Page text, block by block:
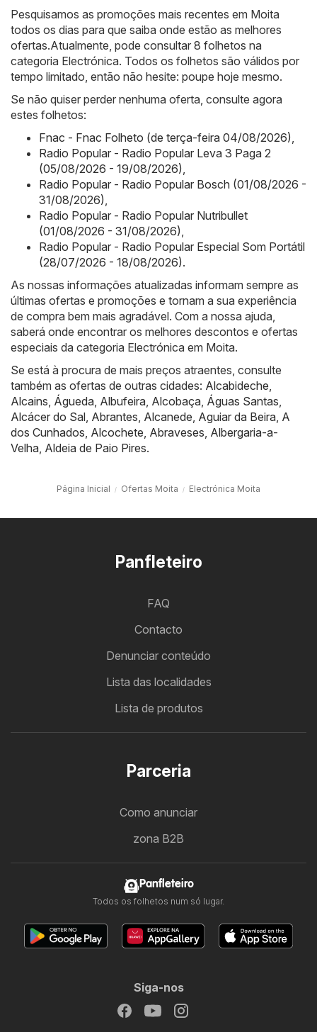
Pesquisamos as promoções mais recentes em Moita
todos os dias para que saiba onde estão as melhores
ofertas.Atualmente, pode consultar 8 folhetos na
categoria Electrónica. Todos os folhetos são válidos por
tempo limitado, então não hesite: poupe hoje mesmo.
Se não quiser perder nenhuma oferta, consulte agora
estes folhetos:
Fnac - Fnac Folheto (de terça-feira 04/08/2026),
Radio Popular - Radio Popular Leva 3 Paga 2
(05/08/2026 - 19/08/2026),
Radio Popular - Radio Popular Bosch (01/08/2026 -
31/08/2026),
Radio Popular - Radio Popular Nutribullet
(01/08/2026 - 31/08/2026),
Radio Popular - Radio Popular Especial Som Portátil
(28/07/2026 - 18/08/2026).
As nossas informações atualizadas informam sempre as
últimas ofertas e promoções e tornam a sua experiência
de compra bem mais agradável. Com a nossa ajuda,
saberá onde encontrar os melhores descontos e ofertas
especiais da categoria Electrónica em Moita.
Se está à procura de mais preços atraentes, consulte
também as ofertas de outras cidades: Alcabideche,
Alcains, Águeda, Albufeira, Alcobaça, Águas Santas,
Alcácer do Sal, Abrantes, Alcanede, Aguiar da Beira, A
dos Cunhados, Alcochete, Abraveses, Albergaria-a-
Velha, Aldeia de Paio Pires.
Página Inicial Ofertas Moita Electrónica Moita
Panfleteiro
FAQ
Contacto
Denunciar conteúdo
Lista das localidades
Lista de produtos
Parceria
Como anunciar
zona B2B
Panfleteiro
Todos os folhetos num só lugar.
Siga-nos